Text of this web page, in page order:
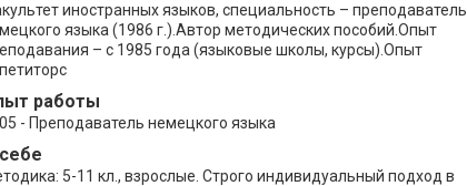
иностранных языков, специальность – преподаватель
языка (1986 г.).Автор методических пособий.Опыт
– с 1985 года (языковые школы, курсы).Опыт
работы
- Преподаватель немецкого языка
5-11 кл., взрослые. Строго индивидуальный подход в